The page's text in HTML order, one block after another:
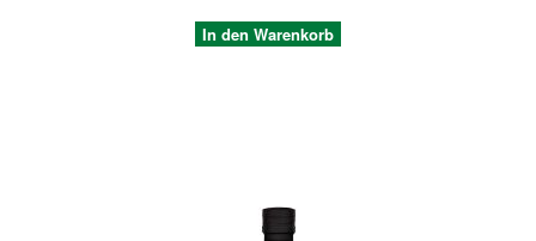
In den Warenkorb